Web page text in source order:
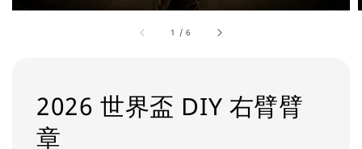
1 /6
2026 世界盃 DIY 右臂臂
章